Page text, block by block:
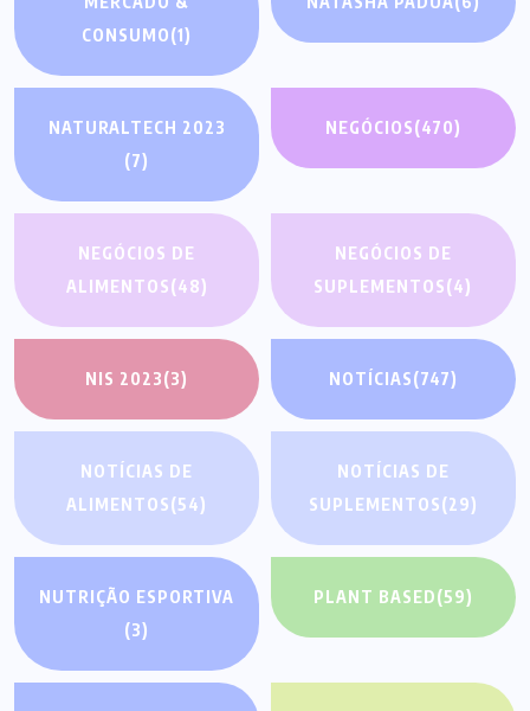
CONSUMO(1)
NATURALTECH 2023
(7)
NEGÓCIOS(470)
NEGÓCIOS DE
ALIMENTOS(48)
NEGÓCIOS DE
SUPLEMENTOS(4)
NIS 2023(3) NOTÍCIAS(747)
NOTÍCIAS DE
ALIMENTOS(54)
NOTÍCIAS DE
SUPLEMENTOS(29)
NUTRIÇÃO ESPORTIVA
(3)
PLANT BASED(59)